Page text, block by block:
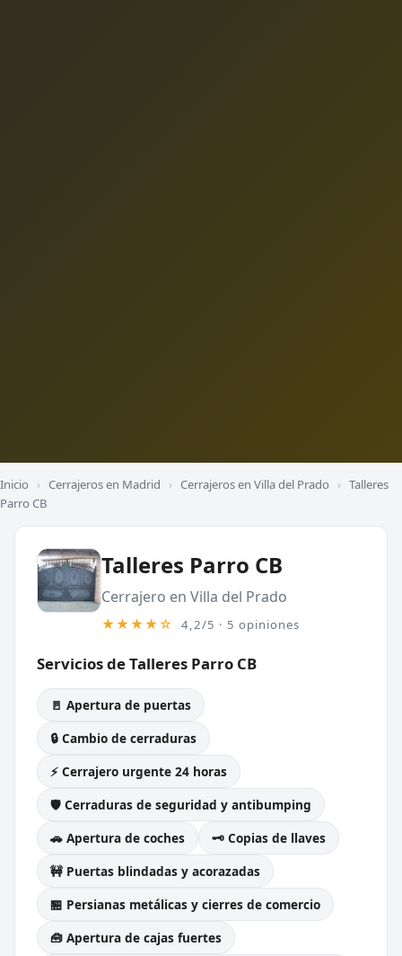
Inicio › Cerrajeros en Madrid › Cerrajeros en Villa del Prado › Talleres
Parro CB
Talleres Parro CB
Cerrajero en Villa del Prado
★★★★☆ 4,2/5 · 5 opiniones
Servicios de Talleres Parro CB
🚪 Apertura de puertas
🔒 Cambio de cerraduras
⚡ Cerrajero urgente 24 horas
🛡️ Cerraduras de seguridad y antibumping
🚗 Apertura de coches
🗝️ Copias de llaves
🚧 Puertas blindadas y acorazadas
🏪 Persianas metálicas y cierres de comercio
🧰 Apertura de cajas fuertes